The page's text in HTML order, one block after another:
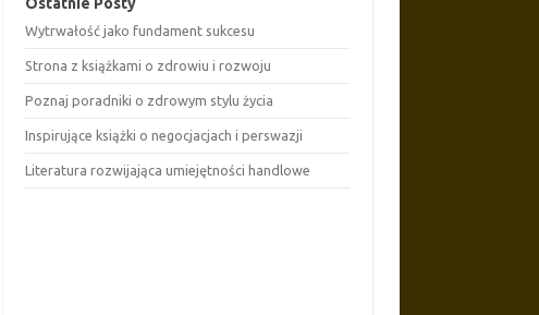
Wytrwałość jako fundament sukcesu
Strona z książkami o zdrowiu i rozwoju
Poznaj poradniki o zdrowym stylu życia
Inspirujące książki o negocjacjach i perswazji
Literatura rozwijająca umiejętności handlowe